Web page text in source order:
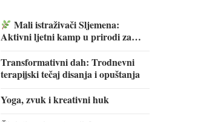
Mali istraživači Sljemena:
Aktivni ljetni kamp u prirodi za
Transformativni dah: Trodnevni
terapijski tečaj disanja i opuštanja
Yoga, zvuk i kreativni huk